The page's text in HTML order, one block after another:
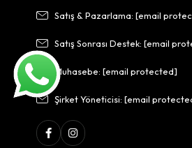
Satış & Pazarlama: [email
Satış Sonrası Destek: [email
Muhasebe: [email protected]
Şirket Yöneticisi: [email